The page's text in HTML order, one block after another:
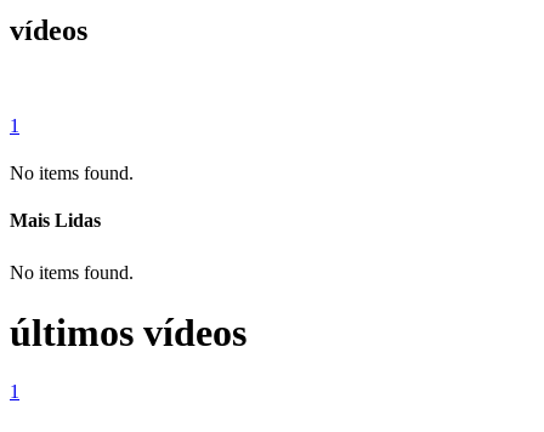
vídeos
1
No items found.
Mais Lidas
No items found.
últimos vídeos
1